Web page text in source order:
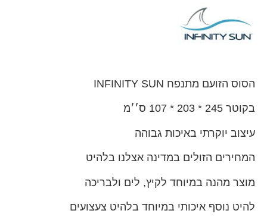
הסוס הזועם מתנפח INFINITY SUN
בקוטר 245 * 203 * 107 ס׳׳מ
עיצוב יוקרתי באיכות גבוהה
המחירים הזולים במדינה אצלנו בלהיט
מוצר מהנה במיוחד לקיץ, לים ולבריכה
להיט נוסף איכותי במיוחד בלהיט צעצועים